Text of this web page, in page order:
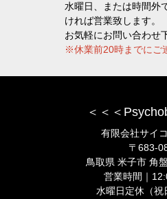
水曜日、または時間外
ければ営業致します。
お気軽にお問い合わせ
※休業前20時までにご
＜＜＜
有限会社サイ
〒683-
鳥取県 米子市 角
営業時間｜
水曜日定休（祝